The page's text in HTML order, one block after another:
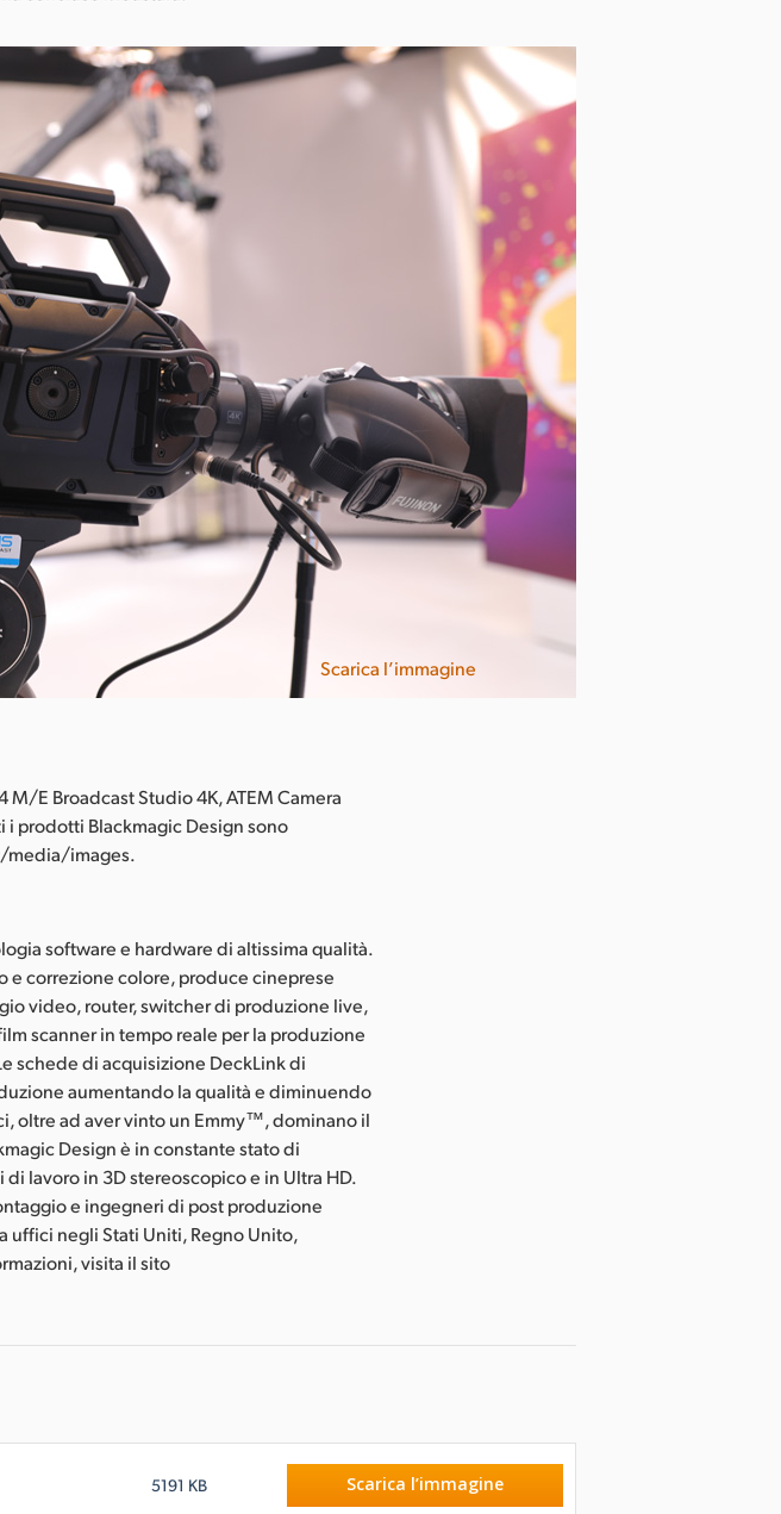
Scarica l’immagine
M/E Broadcast Studio 4K, ATEM Camera
prodotti Blackmagic Design sono
media/images.
software e hardware di altissima qualità.
correzione colore, produce cineprese
video, router, switcher di produzione live,
scanner in tempo reale per la produzione
schede di acquisizione DeckLink di
aumentando la qualità e diminuendo
oltre ad aver vinto un Emmy™, dominano il
Design è in constante stato di
lavoro in 3D stereoscopico e in Ultra HD.
e ingegneri di post produzione
uffici negli Stati Uniti, Regno Unito,
visita il sito
5191 KB Scarica l’immagine